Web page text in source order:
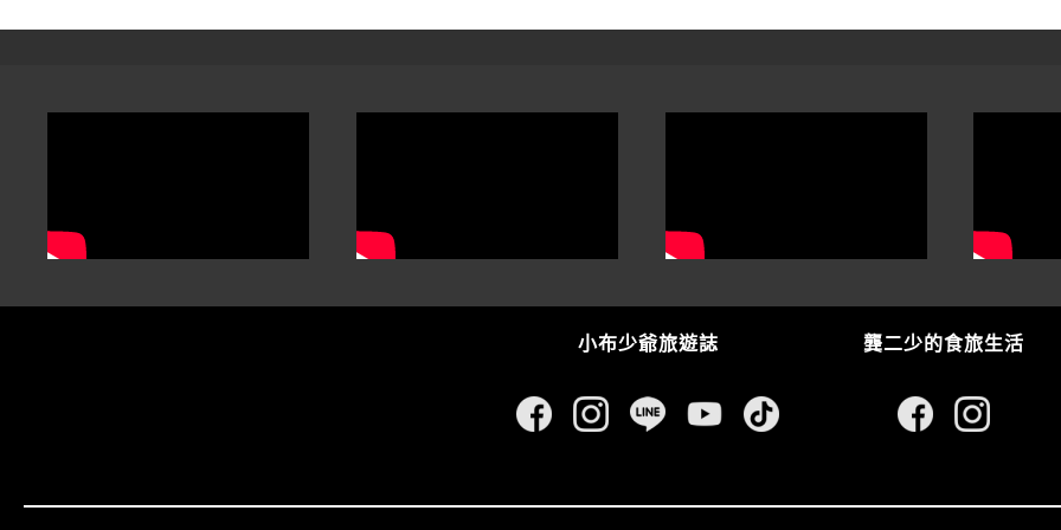
小布少爺旅遊誌 龔二少的食旅生活